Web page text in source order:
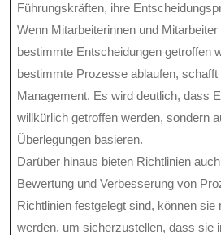
Führungskräften, ihre
Wenn Mitarbeiterinnen und
bestimmte Entscheidungen getroffen
bestimmte Prozesse ablaufen, schafft
Management. Es wird deutlich, dass
willkürlich getroffen werden, sondern
Überlegungen basieren.
Darüber hinaus bieten Richtlinien
Bewertung und Verbesserung von
Richtlinien festgelegt sind, können sie
werden, um sicherzustellen, dass sie